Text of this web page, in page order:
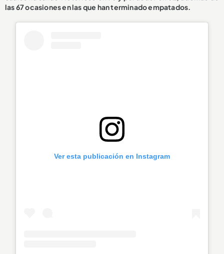
las 67 ocasiones en las que han terminado empatados.
Ver esta publicación en Instagram